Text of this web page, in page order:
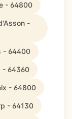
- 64800
-
- 64400
- 64360
- 64800
- 64130